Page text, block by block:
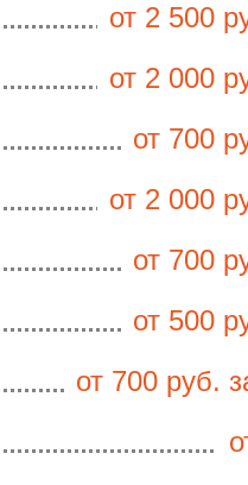
от 2 500
от 2 000
от 700
от 2 000
от 700
от 500
от 700 руб.